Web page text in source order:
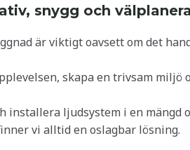
snygg och
är viktigt oavsett om det
skapa en trivsam
installera ljudsystem i en mängd
vi alltid en oslagbar lösning.